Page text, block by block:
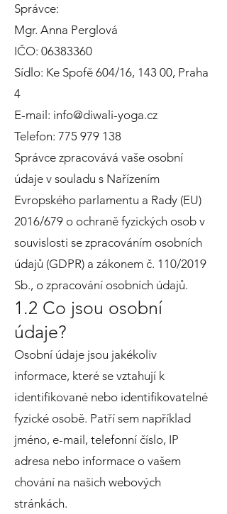
Správce:
Mgr. Anna Perglová
IČO: 06383360
Sídlo: Ke Spofě 604/16, 143 00, Praha
4
E-mail: info@diwali-yoga.cz
Telefon: 775 979 138
Správce zpracovává vaše osobní
údaje v souladu s Nařízením
Evropského parlamentu a Rady (EU)
2016/679 o ochraně fyzických osob v
souvislosti se zpracováním osobních
údajů (GDPR) a zákonem č. 110/2019
Sb., o zpracování osobních údajů.
1.2 Co jsou osobní
údaje?
Osobní údaje jsou jakékoliv
informace, které se vztahují k
identifikované nebo identifikovatelné
fyzické osobě. Patří sem například
jméno, e-mail, telefonní číslo, IP
adresa nebo informace o vašem
chování na našich webových
stránkách.